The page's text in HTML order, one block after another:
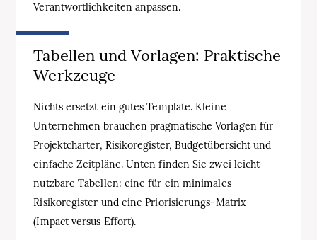
Verantwortlichkeiten anpassen.
Tabellen und Vorlagen: Praktische
Werkzeuge
Nichts ersetzt ein gutes Template. Kleine
Unternehmen brauchen pragmatische Vorlagen für
Projektcharter, Risikoregister, Budgetübersicht und
einfache Zeitpläne. Unten finden Sie zwei leicht
nutzbare Tabellen: eine für ein minimales
Risikoregister und eine Priorisierungs-Matrix
(Impact versus Effort).